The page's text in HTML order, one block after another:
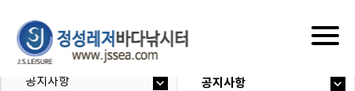
공지사항 공지사항